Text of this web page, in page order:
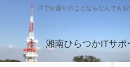
ITでお困りのことならなんでも
湘南ひらつかITサポ